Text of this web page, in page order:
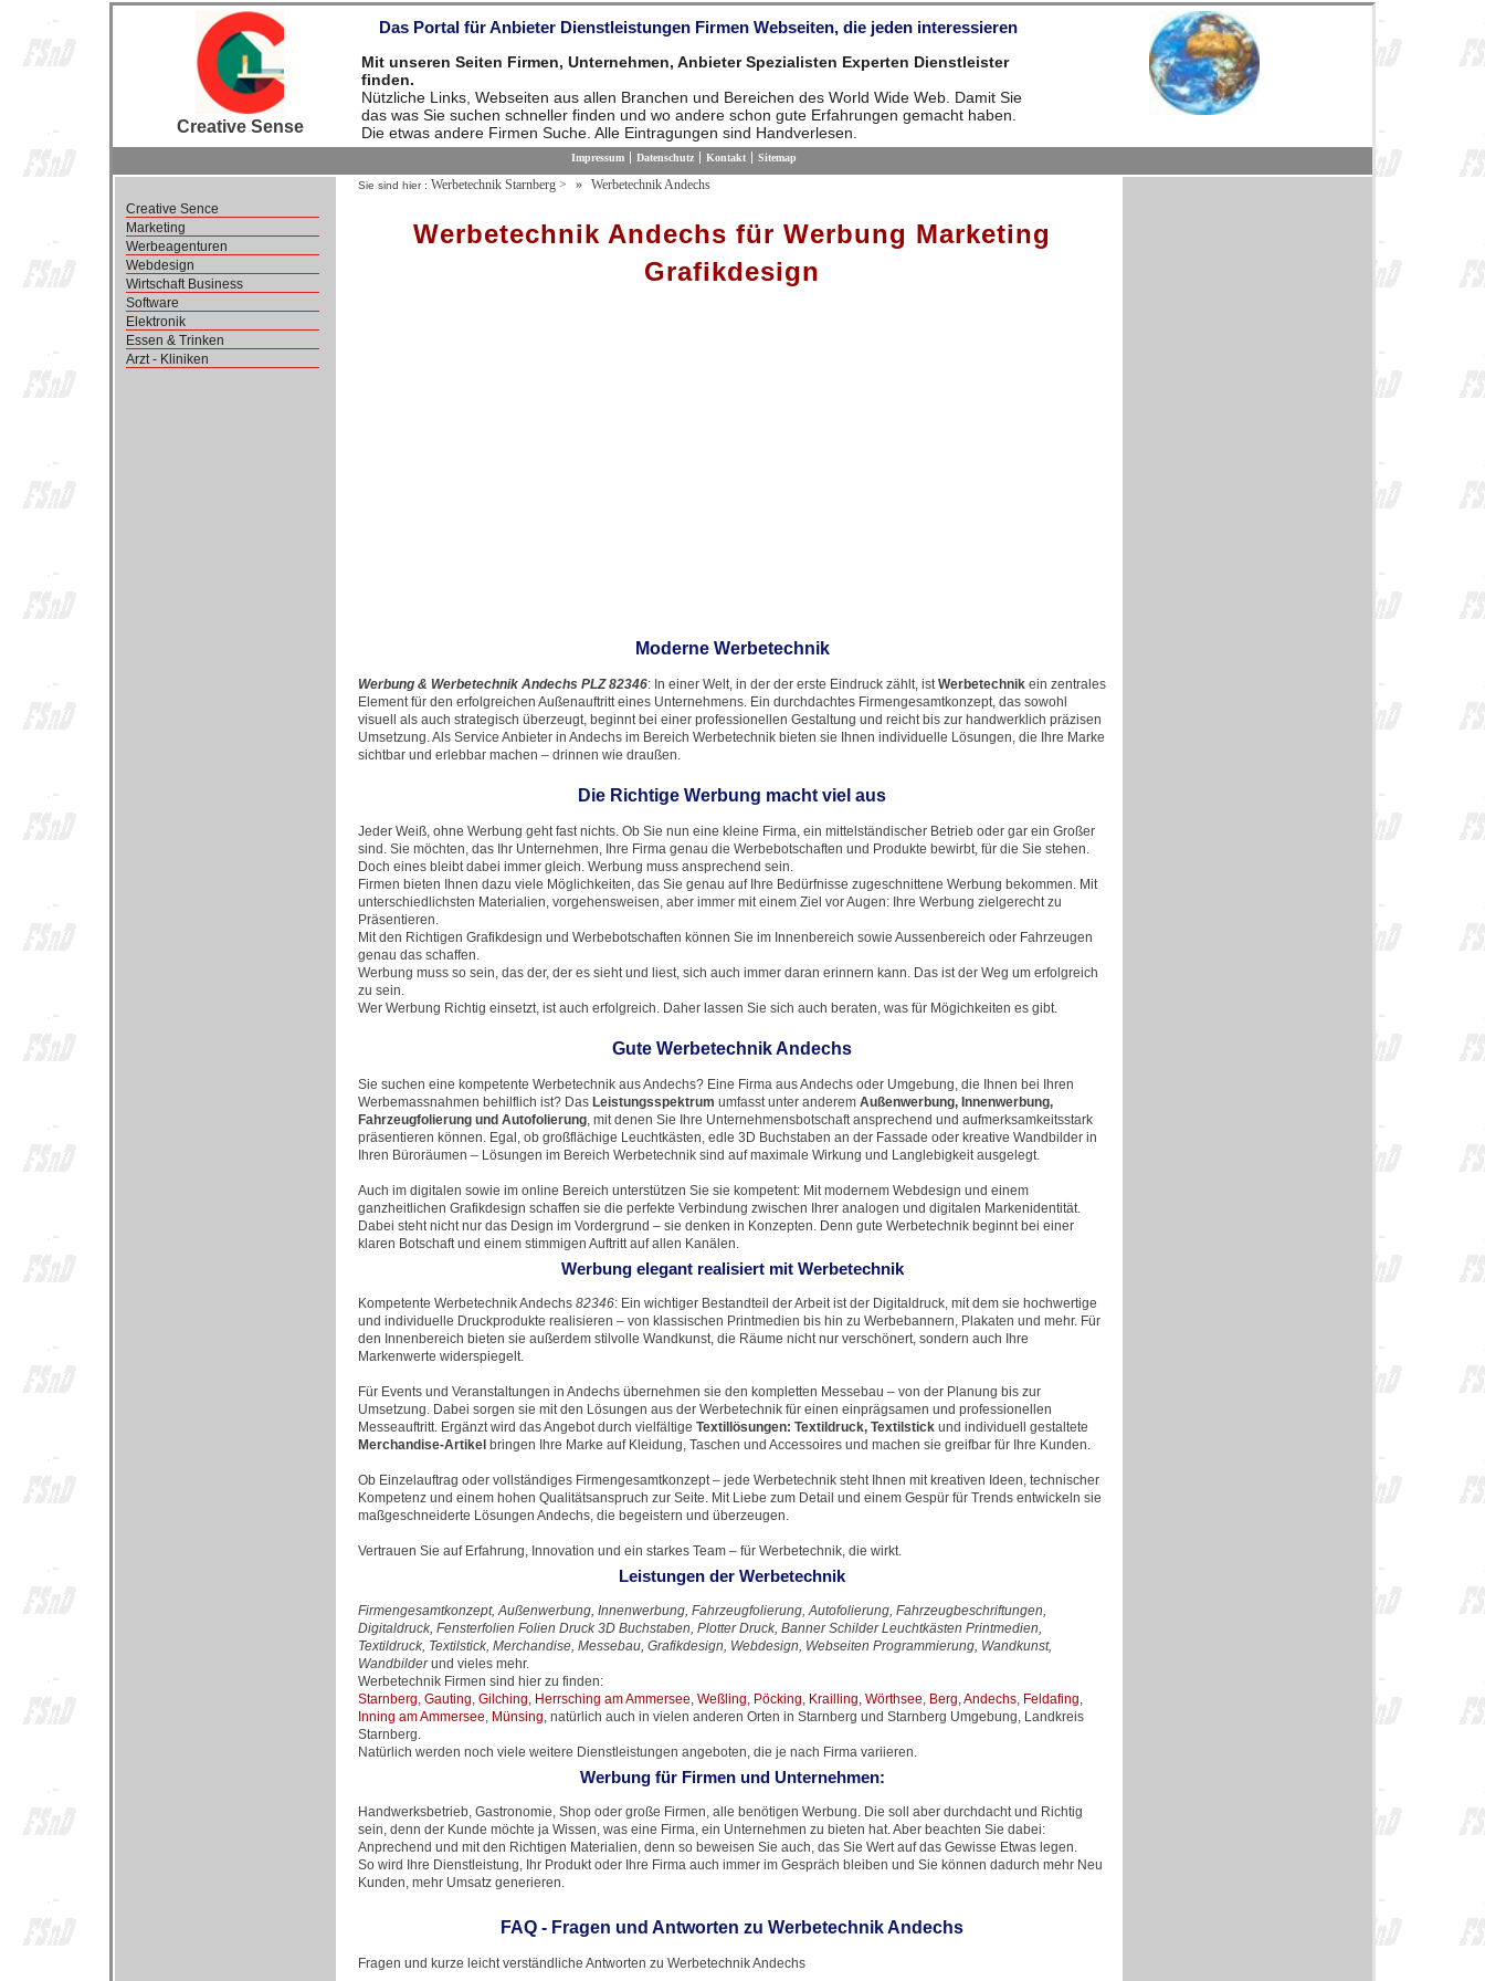
Creative Sense
Das Portal für Anbieter Dienstleistungen Firmen Webseiten, die jeden interessieren
Mit unseren Seiten Firmen, Unternehmen, Anbieter Spezialisten Experten Dienstleister
finden.
Nützliche Links, Webseiten aus allen Branchen und Bereichen des World Wide Web. Damit Sie
das was Sie suchen schneller finden und wo andere schon gute Erfahrungen gemacht haben.
Die etwas andere Firmen Suche. Alle Eintragungen sind Handverlesen.
Impressum Datenschutz Kontakt Sitemap
Creative Sence
Marketing
Werbeagenturen
Webdesign
Wirtschaft Business
Software
Elektronik
Essen & Trinken
Arzt - Kliniken
Sie sind hier : Werbetechnik Starnberg > Werbetechnik Andechs
Werbetechnik Andechs für Werbung Marketing
Grafikdesign
Moderne Werbetechnik
Werbung & Werbetechnik Andechs PLZ 82346: In einer Welt, in der der erste Eindruck zählt, istWerbetechnik ein zentrales
Element für den erfolgreichen Außenauftritt eines Unternehmens. Ein durchdachtes Firmengesamtkonzept, das sowohl
visuell als auch strategisch überzeugt, beginnt bei einer professionellen Gestaltung und reicht bis zur handwerklich präzisen
Umsetzung. Als Service Anbieter in Andechs im Bereich Werbetechnik bieten sie Ihnen individuelle Lösungen, die Ihre Marke
sichtbar und erlebbar machen – drinnen wie draußen.
Die Richtige Werbung macht viel aus
Jeder Weiß, ohne Werbung geht fast nichts. Ob Sie nun eine kleine Firma, ein mittelständischer Betrieb oder gar ein Großer
sind. Sie möchten, das Ihr Unternehmen, Ihre Firma genau die Werbebotschaften und Produkte bewirbt, für die Sie stehen.
Doch eines bleibt dabei immer gleich. Werbung muss ansprechend sein.
Firmen bieten Ihnen dazu viele Möglichkeiten, das Sie genau auf Ihre Bedürfnisse zugeschnittene Werbung bekommen. Mit
unterschiedlichsten Materialien, vorgehensweisen, aber immer mit einem Ziel vor Augen: Ihre Werbung zielgerecht zu
Präsentieren.
Mit den Richtigen Grafikdesign und Werbebotschaften können Sie im Innenbereich sowie Aussenbereich oder Fahrzeugen
genau das schaffen.
Werbung muss so sein, das der, der es sieht und liest, sich auch immer daran erinnern kann. Das ist der Weg um erfolgreich
zu sein.
Wer Werbung Richtig einsetzt, ist auch erfolgreich. Daher lassen Sie sich auch beraten, was für Mögichkeiten es gibt.
Gute Werbetechnik Andechs
Sie suchen eine kompetente Werbetechnik aus Andechs? Eine Firma aus Andechs oder Umgebung, die Ihnen bei Ihren
Werbemassnahmen behilflich ist? Das Leistungsspektrum umfasst unter anderem Außenwerbung, Innenwerbung,
Fahrzeugfolierung und Autofolierung, mit denen Sie Ihre Unternehmensbotschaft ansprechend und aufmerksamkeitsstark
präsentieren können. Egal, ob großflächige Leuchtkästen, edle 3D Buchstaben an der Fassade oder kreative Wandbilder in
Ihren Büroräumen – Lösungen im Bereich Werbetechnik sind auf maximale Wirkung und Langlebigkeit ausgelegt.
Auch im digitalen sowie im online Bereich unterstützen Sie sie kompetent: Mit modernem Webdesign und einem
ganzheitlichen Grafikdesign schaffen sie die perfekte Verbindung zwischen Ihrer analogen und digitalen Markenidentität.
Dabei steht nicht nur das Design im Vordergrund – sie denken in Konzepten. Denn gute Werbetechnik beginnt bei einer
klaren Botschaft und einem stimmigen Auftritt auf allen Kanälen.
Werbung elegant realisiert mit Werbetechnik
Kompetente Werbetechnik Andechs 82346: Ein wichtiger Bestandteil der Arbeit ist der Digitaldruck, mit dem sie hochwertige
und individuelle Druckprodukte realisieren – von klassischen Printmedien bis hin zu Werbebannern, Plakaten und mehr. Für
den Innenbereich bieten sie außerdem stilvolle Wandkunst, die Räume nicht nur verschönert, sondern auch Ihre
Markenwerte widerspiegelt.
Für Events und Veranstaltungen in Andechs übernehmen sie den kompletten Messebau – von der Planung bis zur
Umsetzung. Dabei sorgen sie mit den Lösungen aus der Werbetechnik für einen einprägsamen und professionellen
Messeauftritt. Ergänzt wird das Angebot durch vielfältige Textillösungen: Textildruck, Textilstick und individuell gestaltete
Merchandise-Artikel bringen Ihre Marke auf Kleidung, Taschen und Accessoires und machen sie greifbar für Ihre Kunden.
Ob Einzelauftrag oder vollständiges Firmengesamtkonzept – jede Werbetechnik steht Ihnen mit kreativen Ideen, technischer
Kompetenz und einem hohen Qualitätsanspruch zur Seite. Mit Liebe zum Detail und einem Gespür für Trends entwickeln sie
maßgeschneiderte Lösungen Andechs, die begeistern und überzeugen.
Vertrauen Sie auf Erfahrung, Innovation und ein starkes Team – für Werbetechnik, die wirkt.
Leistungen der Werbetechnik
Firmengesamtkonzept, Außenwerbung, Innenwerbung, Fahrzeugfolierung, Autofolierung, Fahrzeugbeschriftungen,
Digitaldruck, Fensterfolien Folien Druck 3D Buchstaben, Plotter Druck, Banner Schilder Leuchtkästen Printmedien,
Textildruck, Textilstick, Merchandise, Messebau, Grafikdesign, Webdesign, Webseiten Programmierung, Wandkunst,
Wandbilderund vieles mehr.
Werbetechnik Firmen sind hier zu finden:
Starnberg, Gauting, Gilching, Herrsching am Ammersee, Weßling, Pöcking, Krailling, Wörthsee, Berg,Andechs, Feldafing,
Inning am Ammersee, Münsing, natürlich auch in vielen anderen Orten in Starnberg und Starnberg Umgebung, Landkreis
Starnberg.
Natürlich werden noch viele weitere Dienstleistungen angeboten, die je nach Firma variieren.
Werbung für Firmen und Unternehmen:
Handwerksbetrieb, Gastronomie, Shop oder große Firmen, alle benötigen Werbung. Die soll aber durchdacht und Richtig
sein, denn der Kunde möchte ja Wissen, was eine Firma, ein Unternehmen zu bieten hat. Aber beachten Sie dabei:
Anprechend und mit den Richtigen Materialien, denn so beweisen Sie auch, das Sie Wert auf das Gewisse Etwas legen.
So wird Ihre Dienstleistung, Ihr Produkt oder Ihre Firma auch immer im Gespräch bleiben und Sie können dadurch mehr Neu
Kunden, mehr Umsatz generieren.
FAQ - Fragen und Antworten zu Werbetechnik Andechs
Fragen und kurze leicht verständliche Antworten zu Werbetechnik Andechs